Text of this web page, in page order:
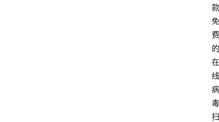
款
免
费
的
在
线
病
毒
扫